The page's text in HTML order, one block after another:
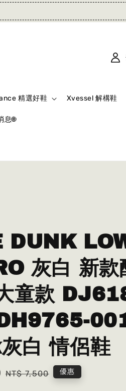
精選好鞋 Xvessel 解構鞋
息🌐
DUNK
灰白 新款
童款
白 情侶鞋
Regular
NT$ 7,500 優惠